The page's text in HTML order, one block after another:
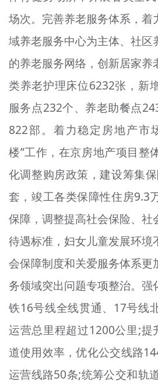
场次。完善养老服务体系，着
域养老服务中心为主体、社区
的养老服务网络，创新居家养
类养老护理床位6232张，新
服务点232个、养老助餐点
822部。着力稳定房地产市
楼”工作，在京房地产项目整
化调整购房政策，建设筹集
套，竣工各类保障性住房9.3
保障，调整提高社会保险、社
待遇标准，妇女儿童发展环境
会保障制度和关爱服务体系更
务领域突出问题专项整治。强
铁16号线全线贯通、17号线
运营总里程超过1200公里;提
道使用效率，优化公交线路
运营线路50条;统筹公交和轨